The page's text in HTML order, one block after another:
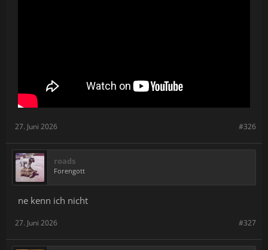
#326
27. Juni 2026
roads
Forengott
ne kenn ich nicht
#327
27. Juni 2026